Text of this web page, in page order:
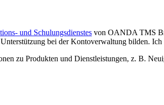
und Schulungsdienstes von OANDA TMS
bei der Kontoverwaltung bilden.
zu Produkten und Dienstleistungen, z. B.